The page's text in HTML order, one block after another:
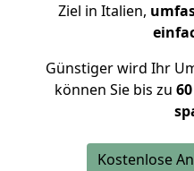
Ziel in Italien,
Günstiger wird Ihr
können Sie bis zu
Kostenlose